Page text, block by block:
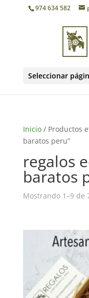
974 634 582
Seleccionar
Inicio/ Productos
baratos peru”
regalos
baratos
Mostrando 1–9 de